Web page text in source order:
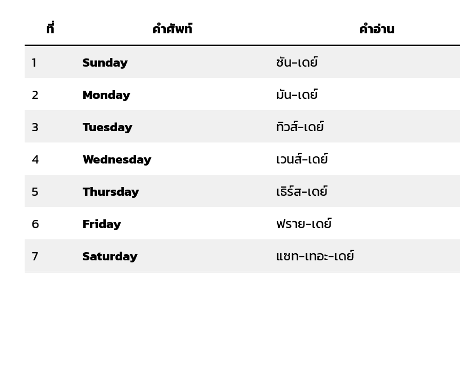
ที่ คำศัพท์ คำอ่าน
1
Sunday ซัน-เดย์
2
Monday มัน-เดย์
3
Tuesday ทิวส์-เดย์
4
Wednesday เวนส์-เดย์
5
Thursday เธิร์ส-เดย์
6
Friday ฟราย-เดย์
7
Saturday แซท-เทอะ-เดย์